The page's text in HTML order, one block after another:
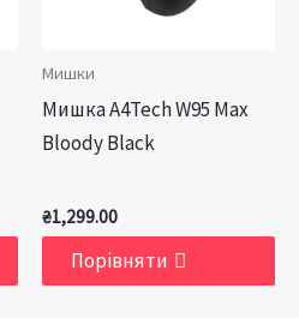
Мишки
Мишка A4Tech W95 Max
Bloody Black
₴1,299.00
Порівняти